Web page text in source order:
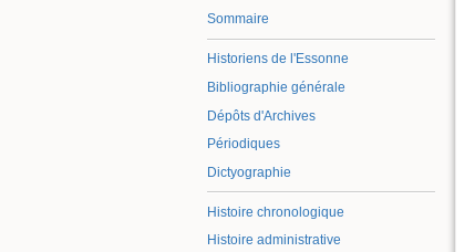
Sommaire
Historiens de l'Essonne
Bibliographie générale
Dépôts d'Archives
Périodiques
Dictyographie
Histoire chronologique
Histoire administrative